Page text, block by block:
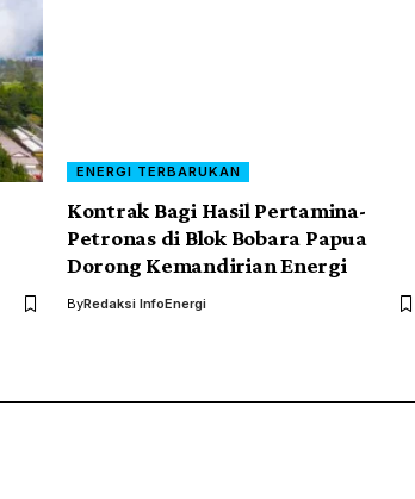
ENERGI TERBARUKAN
Kontrak Bagi Hasil Pertamina-
Petronas di Blok Bobara Papua
Dorong Kemandirian Energi
ByRedaksi InfoEnergi